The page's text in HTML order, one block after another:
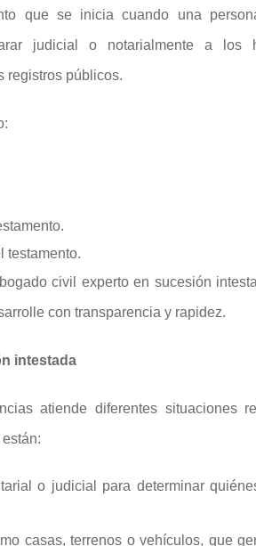
que se inicia cuando una
judicial o notarialmente a los
registros públicos.
testamento.
civil experto en sucesión
con transparencia y rapidez.
intestada
atiende diferentes situaciones
o judicial para determinar
casas, terrenos o vehículos, que